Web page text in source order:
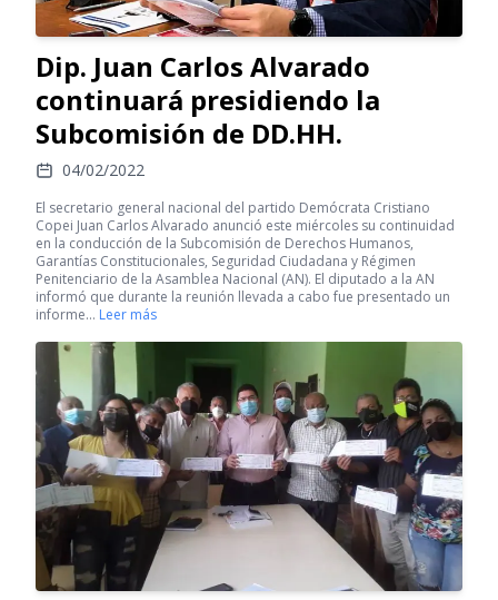
Dip. Juan Carlos Alvarado
continuará presidiendo la
Subcomisión de DD.HH.
04/02/2022
El secretario general nacional del partido Demócrata Cristiano
Copei Juan Carlos Alvarado anunció este miércoles su continuidad
en la conducción de la Subcomisión de Derechos Humanos,
Garantías Constitucionales, Seguridad Ciudadana y Régimen
Penitenciario de la Asamblea Nacional (AN). El diputado a la AN
informó que durante la reunión llevada a cabo fue presentado un
informe… Leer más